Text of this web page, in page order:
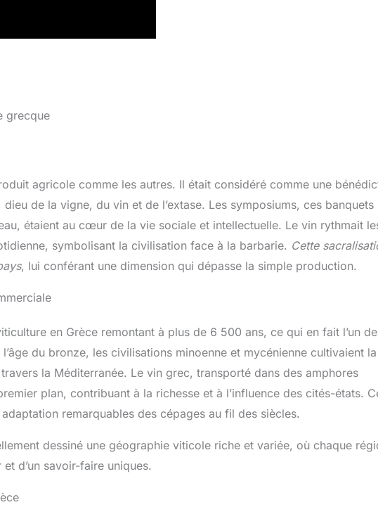
grecque
agricole comme les autres. Il était considéré comme une
dieu de la vigne, du vin et de l’extase. Les symposiums, ces banquets
étaient au cœur de la vie sociale et intellectuelle. Le vin rythmait
symbolisant la civilisation face à la barbarie. Cette
, lui conférant une dimension qui dépasse la simple production.
en Grèce remontant à plus de 6 500 ans, ce qui en fait l’un
du bronze, les civilisations minoenne et mycénienne cultivaient la
la Méditerranée. Le vin grec, transporté dans des amphores
plan, contribuant à la richesse et à l’influence des cités-états.
remarquables des cépages au fil des siècles.
dessiné une géographie viticole riche et variée, où chaque
d’un savoir-faire uniques.